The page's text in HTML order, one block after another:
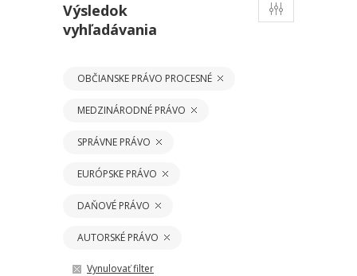
Výsledok
vyhľadávania
OBČIANSKE PRÁVO PROCESNÉ
MEDZINÁRODNÉ PRÁVO
SPRÁVNE PRÁVO
EURÓPSKE PRÁVO
DAŇOVÉ PRÁVO
AUTORSKÉ PRÁVO
Vynulovať filter